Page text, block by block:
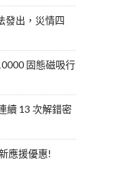
發出，災情四
固態磁吸行
續 13 次解錯密
應援優惠!